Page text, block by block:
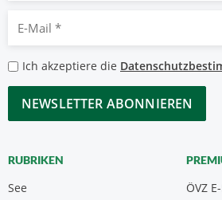
Mail
*
Datenschutzbestimmungen
*
Ich akzeptiere die
CAPTCHA
RUBRIKEN
See ÖVZ